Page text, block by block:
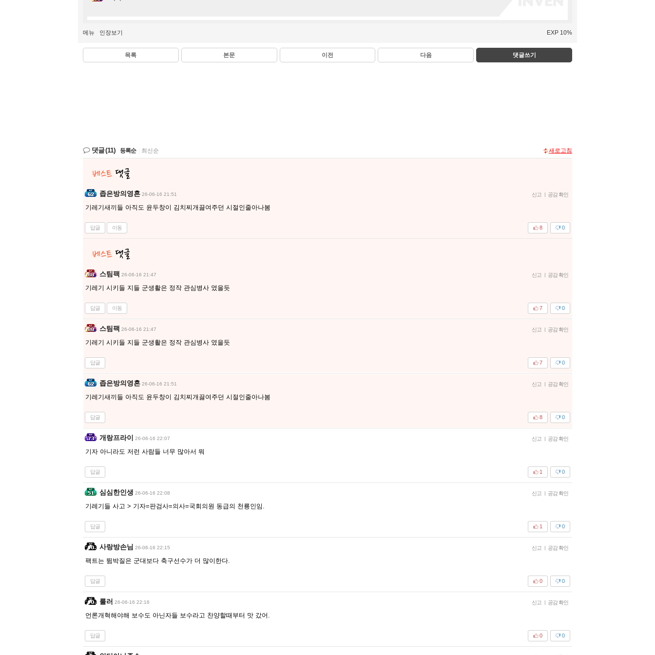
메뉴 인장보기 EXP 10%
목록 본문 이전 다음 댓글쓰기
댓글(11) 등록순 최신순 새로고침
좁은방의영혼 26-06-16 21:51 신고 | 공감 확인
기레기새끼들 아직도 윤두창이 김치찌개끓여주던 시절인줄아나봄
답글 이동 0
8
스팀팩 26-06-16 21:47 신고 | 공감 확인
기레기 시키들 지들 군생활은 정작 관심병사 였을듯
답글 이동 0
7
스팀팩 26-06-16 21:47 신고 | 공감 확인
기레기 시키들 지들 군생활은 정작 관심병사 였을듯
답글 0
7
좁은방의영혼 26-06-16 21:51 신고 | 공감 확인
기레기새끼들 아직도 윤두창이 김치찌개끓여주던 시절인줄아나봄
답글 0
8
개랑프라이 26-06-16 22:07 신고 | 공감 확인
기자 아니라도 저런 사람들 너무 많아서 뭐
답글 0
1
심심한인생 26-06-16 22:08 신고 | 공감 확인
기레기들 사고 > 기자=판검사=의사=국회의원 동급의 천룡인임.
답글 0
1
사랑방손님 26-06-16 22:15 신고 | 공감 확인
팩트는 뜀박질은 군대보다 축구선수가 더 많이한다.
답글 0
0
룰러 26-06-16 22:16 신고 | 공감 확인
언론개혁해야해 보수도 아닌자들 보수라고 찬양할때부터 맛 갔어.
답글 0
0